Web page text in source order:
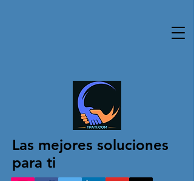
Las mejores soluciones
para ti